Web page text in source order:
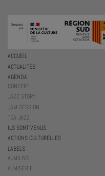
ACCUEIL
ACTUALITÉS
AGENDA
CONCERT
JAZZ STORY
JAM SESSION
TEA JAZZ
ILS SONT VENUS
ACTIONS CULTURELLES
LABELS
AJMILIVE
AJMISÉRIE